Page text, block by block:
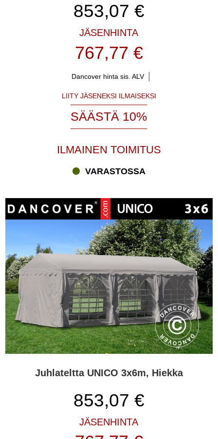
853,07 €
JÄSENHINTA
767,77 €
Dancover hinta sis. ALV
LIITY JÄSENEKSI ILMAISEKSI
SÄÄSTÄ 10%
ILMAINEN TOIMITUS
VARASTOSSA
Juhlateltta UNICO 3x6m, Hiekka
853,07 €
JÄSENHINTA